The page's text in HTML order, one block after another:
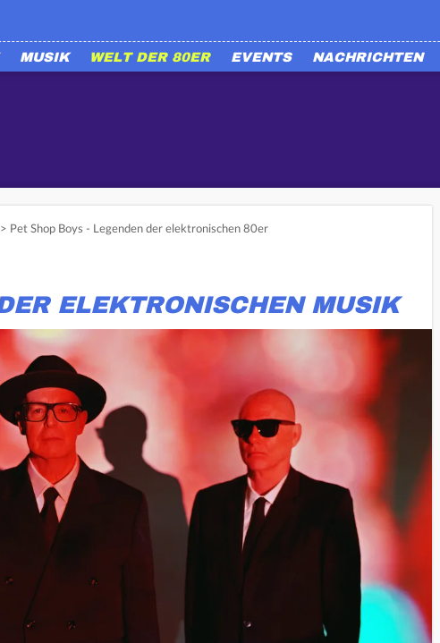
MUSIK WELT DER 80ER EVENTS NACHRICHTEN
> Pet Shop Boys - Legenden der elektronischen 80er
ELEKTRONISCHEN MUSIK